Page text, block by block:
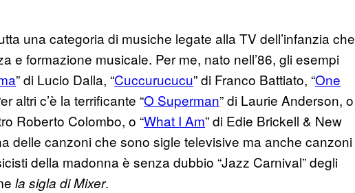
una categoria di musiche legate alla TV dell’infanzia che
e formazione musicale. Per me, nato nell’86, gli esempi
” di Lucio Dalla, “Cuccurucucu” di Franco Battiato, “One
altri c’è la terrificante “O Superman” di Laurie Anderson, o
Roberto Colombo, o “What I Am” di Edie Brickell & New
delle canzoni che sono sigle televisive ma anche canzoni
della madonna è senza dubbio “Jazz Carnival” degli
la sigla di Mixer.